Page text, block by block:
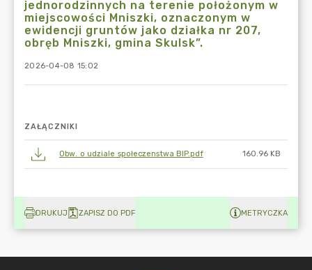
jednorodzinnych na terenie położonym w
miejscowości Mniszki, oznaczonym w
ewidencji gruntów jako działka nr 207,
obręb Mniszki, gmina Skulsk”.
2026-04-08 15:02
ZAŁĄCZNIKI
Obw. o udziale społeczenstwa BIP.pdf 160.96 KB
DRUKUJ ZAPISZ DO PDF METRYCZKA